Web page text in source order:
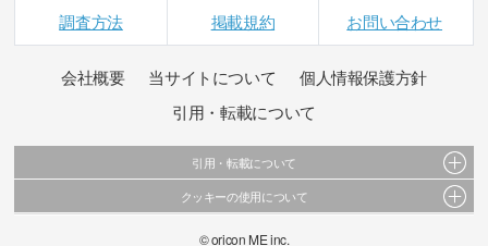
調査方法 掲載規約 お問い合わせ
会社概要 当サイトについて
個人情報保護方針
引用・転載について
引用・転載について
当サイトで公開されている情報（文字、写真、イラスト、画像データ等）及びこれらの配
置・編集および構造などについての著作権は株式会社oricon MEに帰属しております。
これらの情報を権利者の許可なく無断転載・複製などの二次利用を行うことは固く禁じてお
クッキーの使用について
このサイトでは Cookie を使用して、ユーザーに合わせたコンテンツや広告の表示、ソーシャ
© oricon ME inc.